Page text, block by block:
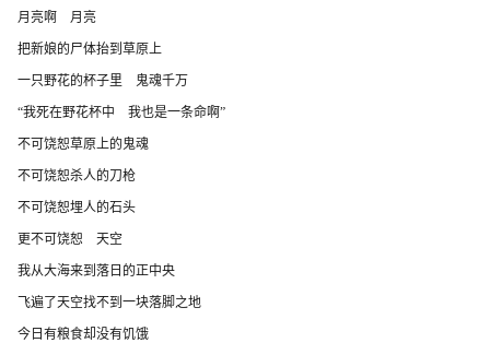
月亮啊 月亮
把新娘的尸体抬到草原上
一只野花的杯子里 鬼魂千万
“我死在野花杯中 我也是一条命啊”
不可饶恕草原上的鬼魂
不可饶恕杀人的刀枪
不可饶恕埋人的石头
更不可饶恕 天空
我从大海来到落日的正中央
飞遍了天空找不到一块落脚之地
今日有粮食却没有饥饿